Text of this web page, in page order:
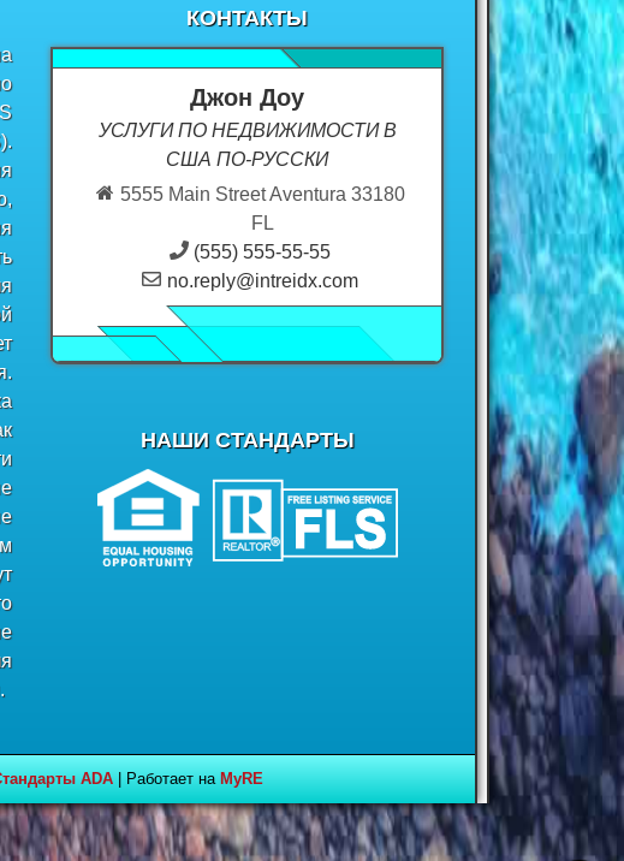
КОНТАКТЫ
Джон Доу
УСЛУГИ ПО НЕДВИЖИМОСТИ В
США ПО-РУССКИ
5555 Main Street Aventura 33180
FL
(555) 555-55-55
no.reply@intreidx.com
НАШИ СТАНДАРТЫ
ADA| Работает наMyRE